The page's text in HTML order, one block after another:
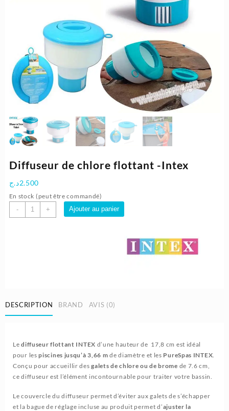
Diffuseur de chlore flottant -Intex
2.500د.ج
En stock (peut être commandé)
-
quantité
de
+ Ajouter au panier
DESCRIPTION BRAND AVIS (0)
Lediffuseur flottant INTEX d’une hauteur de 17,8 cm est idéal
pour lespiscines jusqu’à 3,66 m de diamètre et les PureSpas INTEX
Conçu pour accueillir desgalets de chlore ou de brome de 7.6 cm,
ce diffuseur est l’élément incontournable pour traiter votre bassin.
Le couvercle du diffuseur permet d’éviter aux galets de s’échapper
et la bague de réglage incluse au produit permet d’ajuster la